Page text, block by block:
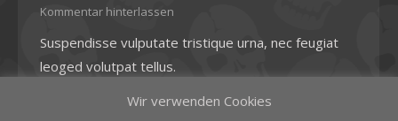
Kommentar hinterlassen
Suspendisse vulputate tristique urna, nec feugiat
leoged volutpat tellus.
Wir verwenden Cookies